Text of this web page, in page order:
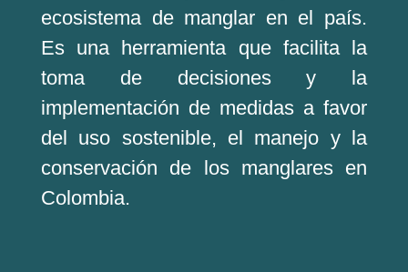
ecosistema de manglar en el país.
Es una herramienta que facilita la
toma de decisiones y la
implementación de medidas a favor
del uso sostenible, el manejo y la
conservación de los manglares en
Colombia.